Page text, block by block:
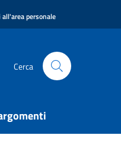
all'area personale
Cerca